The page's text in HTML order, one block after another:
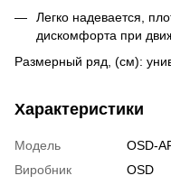
Легко надевается,
дискомфорта при
Размерный ряд, (см):
Характеристики
Модель
OSD-
Виробник
OSD